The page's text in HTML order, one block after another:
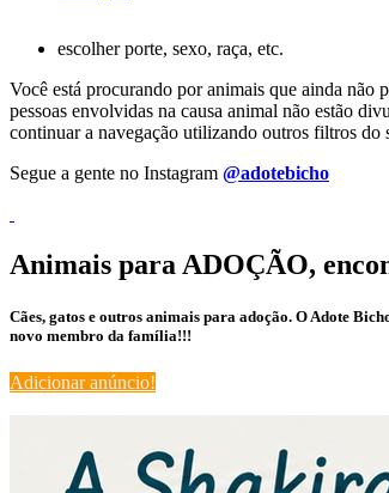
escolher porte, sexo, raça, etc.
Você está procurando por animais que ainda não
pessoas envolvidas na causa animal não estão
continuar a navegação utilizando outros filtros
Segue a gente no Instagram @adotebicho
Animais para ADOÇÃO,
Cães, gatos e outros animais para adoção. O Adote
novo membro da família!!!
Adicionar anúncio!